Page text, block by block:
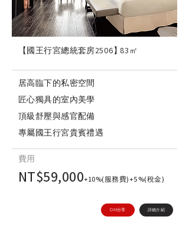
83㎡
NT$59,000+10%(服務費)+5%(稅金)
居高臨下的私密空間
匠心獨具的室內美學
頂級舒壓與感官配備
專屬國王行宮貴賓禮遇
費用
【國王行宮總統套房2506】
DM分享 詳細介紹